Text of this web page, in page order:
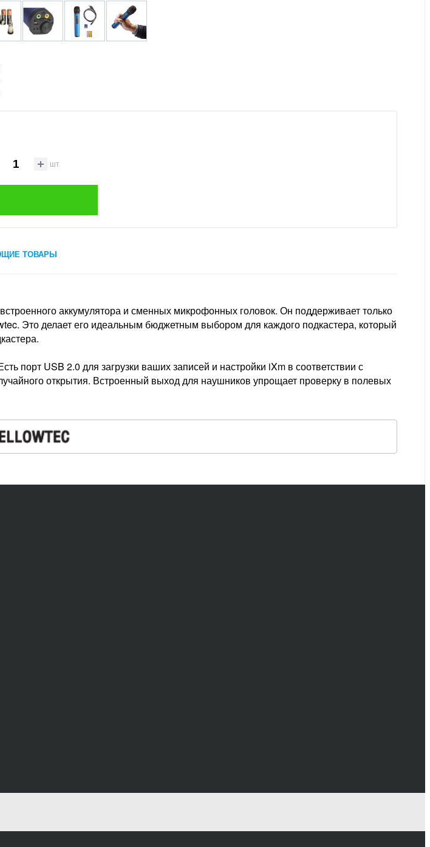
шт
ТОВАРЫ
аккумулятора и сменных микрофонных головок. Он поддерживает только
Это делает его идеальным бюджетным выбором для каждого подкастера, который
порт USB 2.0 для загрузки ваших записей и настройки iXm в соответствии с
открытия. Встроенный выход для наушников упрощает проверку в полевых